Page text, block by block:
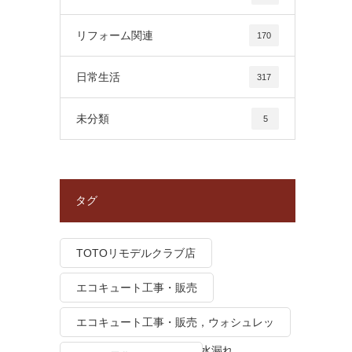
リフォーム関連 170
日常生活 317
未分類 5
タグ
TOTOリモデルクラブ店
エコキュート工事・販売
エコキュート工事・販売，ウォシュレッ